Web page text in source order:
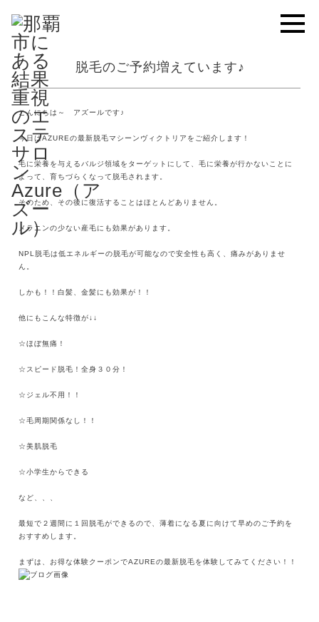
脱毛のご予約増えています♪
こんにちは～ アズールです♪
今日はAZUREの最新脱毛マシーンヴィクトリアをご紹介します！
毛に栄養を与えるバルジ領域をターゲットにして、毛に栄養が行かないことに
よって、育ちづらくなって脱毛されます。
そのため、その後に復活することはほとんどありません。
メラニンの少ない産毛にも効果があります。
NPL脱毛は低エネルギーの脱毛が可能なので安全性も高く、痛みがありませ
ん。
しかも！！白髪、金髪にも効果が！！
他にもこんな特徴が↓↓
☆ほぼ無痛！
☆スピード脱毛！全身３０分！
☆ジェル不用！！
☆毛周期関係なし！！
☆美肌脱毛
☆小学生からできる
など、、、
最短で２週間に１回脱毛ができるので、薄着になる夏に向けて早めのご予約を
おすすめします。
まずは、お得な体験クーポンでAZUREの最新脱毛を体験してみてください！！